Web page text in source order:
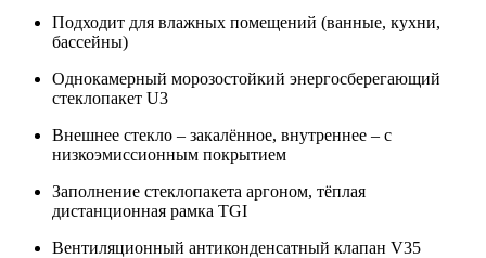
Подходит для влажных помещений (ванные, кухни,
бассейны)
Однокамерный морозостойкий энергосберегающий
стеклопакет U3
Внешнее стекло – закалённое, внутреннее – с
низкоэмиссионным покрытием
Заполнение стеклопакета аргоном, тёплая
дистанционная рамка TGI
Вентиляционный антиконденсатный клапан V35